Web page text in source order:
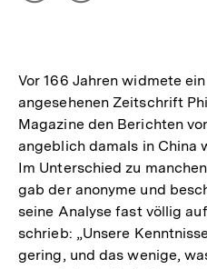
Vor 166 Jahren widmete
angesehenen Zeitschrift
Magazine den Berichten
angeblich damals in China
Im Unterschied zu
gab der anonyme und
seine Analyse fast völlig
schrieb: „Unsere
gering, und das wenige,